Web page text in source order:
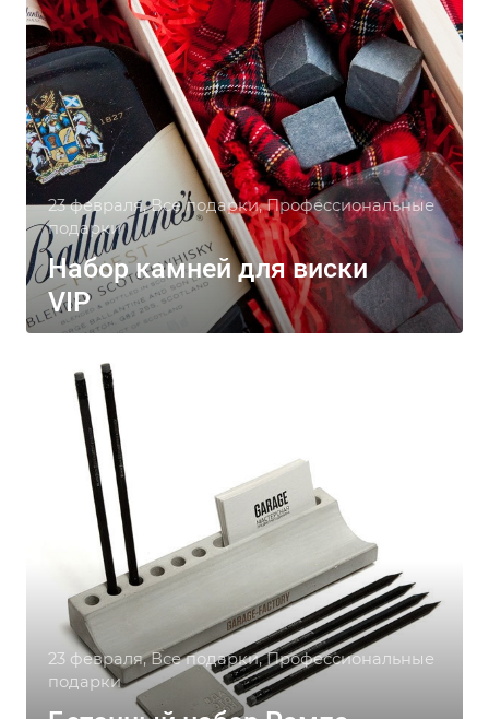
23 февраля, Все подарки, Профессиональные
подарки
Набор камней для виски
VIP
23 февраля, Все подарки, Профессиональные
подарки